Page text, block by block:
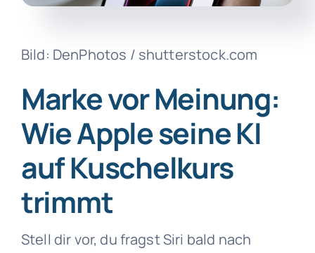
Bild: DenPhotos / shutterstock.com
Marke vor Meinung:
Wie Apple seine KI
auf Kuschelkurs
trimmt
Stell dir vor, du fragst Siri bald nach